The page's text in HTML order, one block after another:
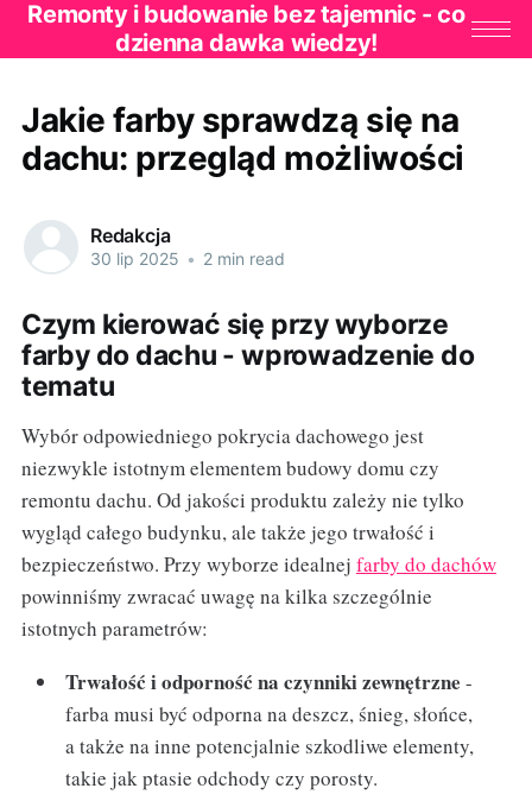
Remonty i budowanie bez tajemnic - co
dzienna dawka wiedzy!
Jakie farby sprawdzą się na
dachu: przegląd możliwości
Redakcja
30 lip 2025 • 2 min read
Czym kierować się przy wyborze
farby do dachu - wprowadzenie do
tematu
Wybór odpowiedniego pokrycia dachowego jest
niezwykle istotnym elementem budowy domu czy
remontu dachu. Od jakości produktu zależy nie tylko
wygląd całego budynku, ale także jego trwałość i
bezpieczeństwo. Przy wyborze idealnej farby do dachów
powinniśmy zwracać uwagę na kilka szczególnie
istotnych parametrów:
Trwałość i odporność na czynniki zewnętrzne -
farba musi być odporna na deszcz, śnieg, słońce,
a także na inne potencjalnie szkodliwe elementy,
takie jak ptasie odchody czy porosty.